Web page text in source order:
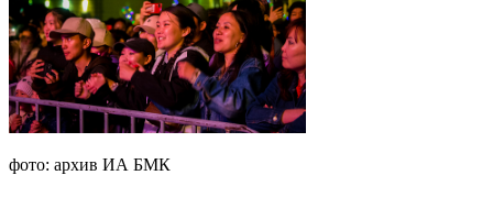
фото: архив ИА БМК